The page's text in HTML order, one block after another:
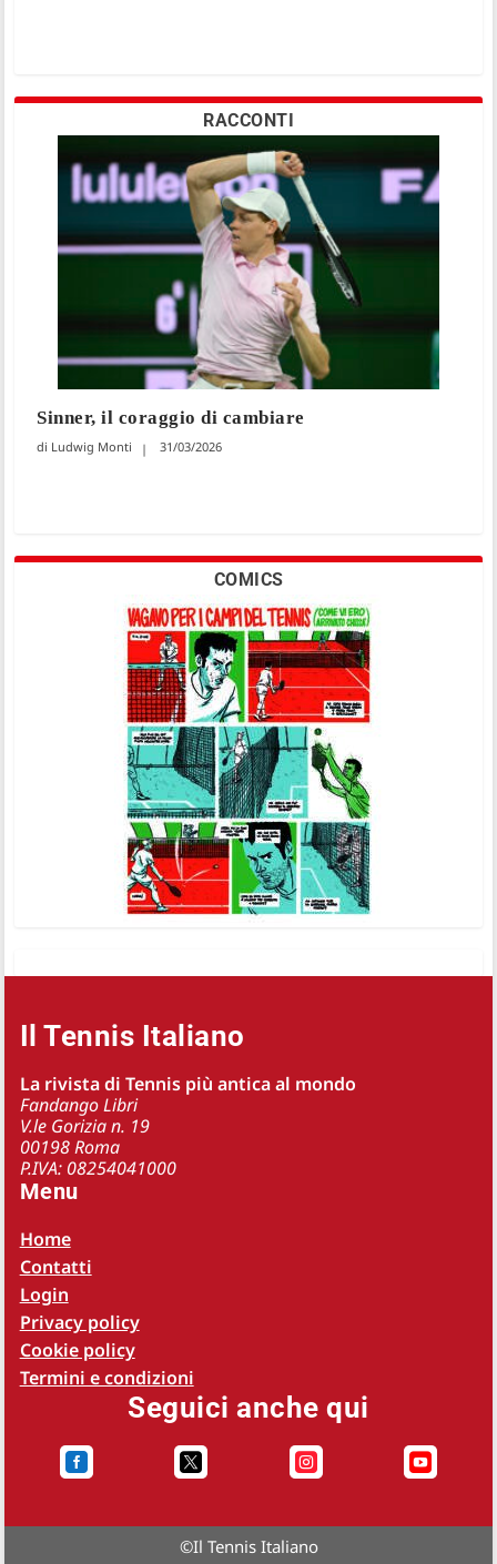
RACCONTI
Sinner, il coraggio di cambiare
Ludwig Monti 31/03/2026
COMICS
Il Tennis Italiano
La rivista di Tennis più antica al mondo
Fandango Libri
V.le Gorizia n. 19
00198 Roma
P.IVA: 08254041000
Menu
Home
Contatti
Login
Privacy policy
Cookie policy
Termini e condizioni
Seguici anche qui
   
©Il Tennis Italiano